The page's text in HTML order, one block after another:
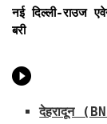
नई दिल्ली-राउज
बरी
देहरादून